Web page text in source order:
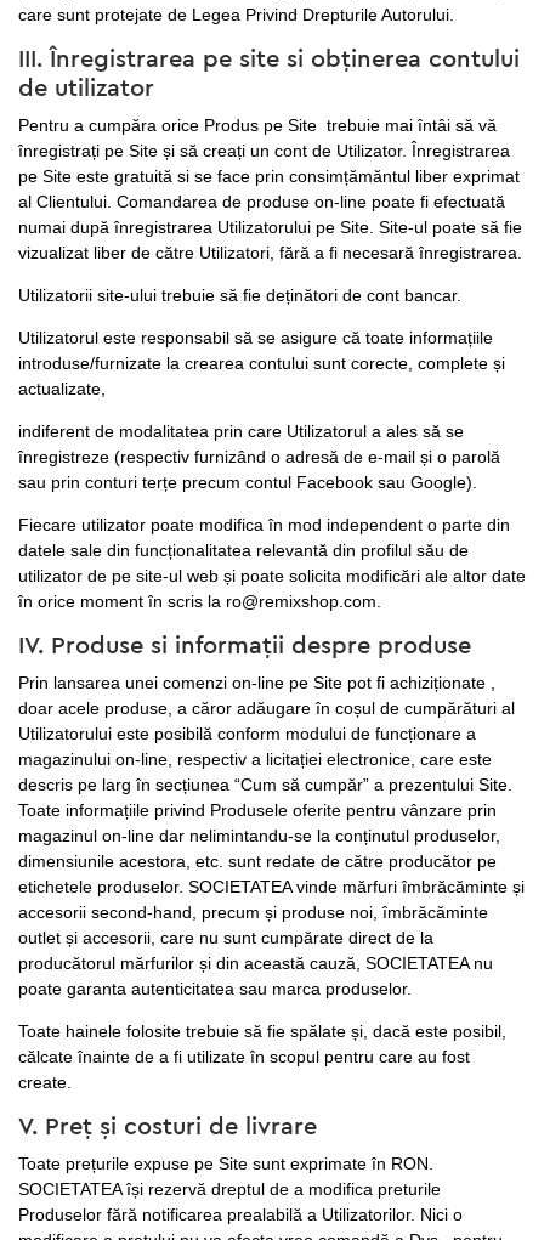
care sunt protejate de Legea Privind Drepturile Autorului.
III. Înregistrarea pe site si obținerea contului
de utilizator
Pentru a cumpăra orice Produs pe Site trebuie mai întâi să vă
înregistrați pe Site și să creați un cont de Utilizator. Înregistrarea
pe Site este gratuită si se face prin consimțămăntul liber exprimat
al Clientului. Comandarea de produse on-line poate fi efectuată
numai după înregistrarea Utilizatorului pe Site. Site-ul poate să fie
vizualizat liber de către Utilizatori, fără a fi necesară înregistrarea.
Utilizatorii site-ului trebuie să fie deținători de cont bancar.
Utilizatorul este responsabil să se asigure că toate informațiile
introduse/furnizate la crearea contului sunt corecte, complete și
actualizate,
indiferent de modalitatea prin care Utilizatorul a ales să se
înregistreze (respectiv furnizând o adresă de e-mail și o parolă
sau prin conturi terțe precum contul Facebook sau Google).
Fiecare utilizator poate modifica în mod independent o parte din
datele sale din funcționalitatea relevantă din profilul său de
utilizator de pe site-ul web și poate solicita modificări ale altor date
în orice moment în scris la ro@remixshop.com.
IV. Produse si informații despre produse
Prin lansarea unei comenzi on-line pe Site pot fi achiziționate ,
doar acele produse, a căror adăugare în coșul de cumpărături al
Utilizatorului este posibilă conform modului de funcționare a
magazinului on-line, respectiv a licitației electronice, care este
descris pe larg în secțiunea “Cum să cumpăr” a prezentului Site.
Toate informațiile privind Produsele oferite pentru vânzare prin
magazinul on-line dar nelimintandu-se la conținutul produselor,
dimensiunile acestora, etc. sunt redate de către producător pe
etichetele produselor. SOCIETATEA vinde mărfuri îmbrăcăminte și
accesorii second-hand, precum și produse noi, îmbrăcăminte
outlet și accesorii, care nu sunt cumpărate direct de la
producătorul mărfurilor și din această cauză, SOCIETATEA nu
poate garanta autenticitatea sau marca produselor.
Toate hainele folosite trebuie să fie spălate și, dacă este posibil,
călcate înainte de a fi utilizate în scopul pentru care au fost
create.
V. Preț și costuri de livrare
Toate prețurile expuse pe Site sunt exprimate în RON.
SOCIETATEA își rezervă dreptul de a modifica preturile
Produselor fără notificarea prealabilă a Utilizatorilor. Nici o